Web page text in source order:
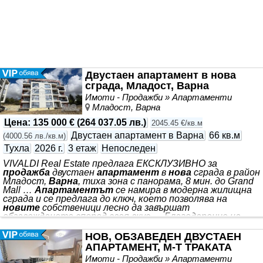
Двустаен апартамент в нова
сграда, Младост, Варна
Имоти - Продажби » Апартаменти
Младост, Варна
Цена: 135 000 € (264 037.05 лв.)
2045.45 €/кв.м
(4000.56 лв./кв.м) Двустаен апартамент в Варна 66 кв.м
Тухла
2026 г. 3 етаж
Непоследен
VIVALDI Real Estate предлага ЕКСКЛУЗИВНО за
продажба двустаен апартамент в нова сграда в район
Младост, Варна, тиха зона с панорама, 8 мин. до Grand
Mall … Апартаментът се намира в модерна жилищна
сграда и се предлага до ключ, което позволява на
новите собственици лесно да завършат
обзавеждането според своя вкус … Благодарение на
разпределение и популярната локация …Новамека
мебел в хола и холна масичка … Кв. Младост един от
най-удобните райони за живеене въвВарна… . Ключ в
агенцията за по-лесна организация на огледите! *** .
НОВ, ОБЗАВЕДЕН ДВУСТАЕН
АПАРТАМЕНТ, М-Т ТРАКАТА
Имоти - Продажби » Апартаменти